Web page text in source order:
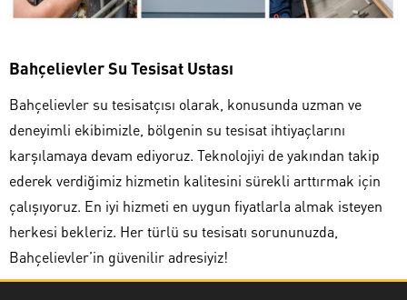
Bahçelievler Su Tesisat Ustası
Bahçelievler su tesisatçısı olarak, konusunda uzman ve
deneyimli ekibimizle, bölgenin su tesisat ihtiyaçlarını
karşılamaya devam ediyoruz. Teknolojiyi de yakından takip
ederek verdiğimiz hizmetin kalitesini sürekli arttırmak için
çalışıyoruz. En iyi hizmeti en uygun fiyatlarla almak isteyen
herkesi bekleriz. Her türlü su tesisatı sorununuzda,
Bahçelievler’in güvenilir adresiyiz!